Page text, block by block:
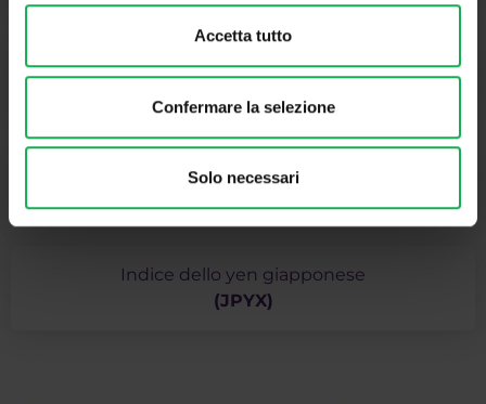
Accetta tutto
Confermare la selezione
Solo necessari
Indice del dollaro canadese
Indice del franco svizzero
Indice dello yen giapponese
(JPYX)